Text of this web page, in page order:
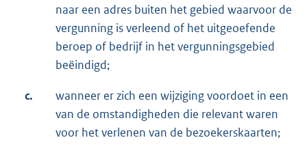
naar een adres buiten het gebied waarvoor de
vergunning is verleend of het uitgeoefende
beroep of bedrijf in het vergunningsgebied
beëindigd;
c.
wanneer er zich een wijziging voordoet in een
van de omstandigheden die relevant waren
voor het verlenen van de bezoekerskaarten;